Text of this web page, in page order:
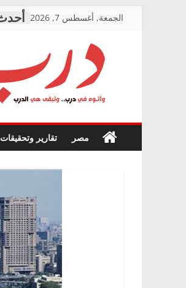
الجمعة, أغسطس 7, 2026
درب
في
درب..
مصر تقارير وتحقيقات